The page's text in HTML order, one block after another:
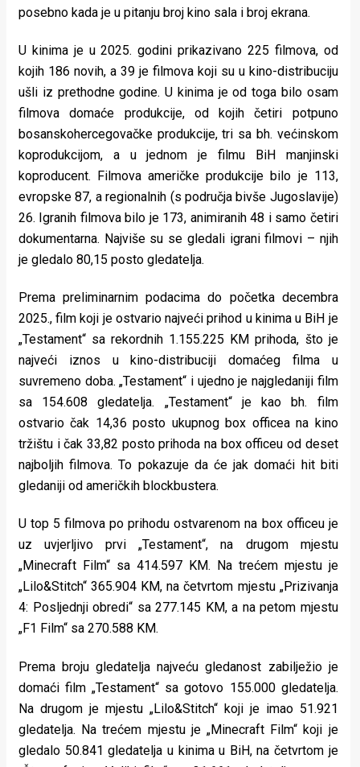
posebno kada je u pitanju broj kino sala i broj ekrana.
U kinima je u 2025. godini prikazivano 225 filmova, od
kojih 186 novih, a 39 je filmova koji su u kino-distribuciju
ušli iz prethodne godine. U kinima je od toga bilo osam
filmova domaće produkcije, od kojih četiri potpuno
bosanskohercegovačke produkcije, tri sa bh. većinskom
koprodukcijom, a u jednom je filmu BiH manjinski
koproducent. Filmova američke produkcije bilo je 113,
evropske 87, a regionalnih (s područja bivše Jugoslavije)
26. Igranih filmova bilo je 173, animiranih 48 i samo četiri
dokumentarna. Najviše su se gledali igrani filmovi – njih
je gledalo 80,15 posto gledatelja.
Prema preliminarnim podacima do početka decembra
2025., film koji je ostvario najveći prihod u kinima u BiH je
„Testament“ sa rekordnih 1.155.225 KM prihoda, što je
najveći iznos u kino-distribuciji domaćeg filma u
suvremeno doba. „Testament“ i ujedno je najgledaniji film
sa 154.608 gledatelja. „Testament“ je kao bh. film
ostvario čak 14,36 posto ukupnog box officea na kino
tržištu i čak 33,82 posto prihoda na box officeu od deset
najboljih filmova. To pokazuje da će jak domaći hit biti
gledaniji od američkih blockbustera.
U top 5 filmova po prihodu ostvarenom na box officeu je
uz uvjerljivo prvi „Testament“, na drugom mjestu
„Minecraft Film“ sa 414.597 KM. Na trećem mjestu je
„Lilo&Stitch“ 365.904 KM, na četvrtom mjestu „Prizivanja
4: Posljednji obredi“ sa 277.145 KM, a na petom mjestu
„F1 Film“ sa 270.588 KM.
Prema broju gledatelja najveću gledanost zabilježio je
domaći film „Testament“ sa gotovo 155.000 gledatelja.
Na drugom je mjestu „Lilo&Stitch“ koji je imao 51.921
gledatelja. Na trećem mjestu je „Minecraft Film“ koji je
gledalo 50.841 gledatelja u kinima u BiH, na četvrtom je